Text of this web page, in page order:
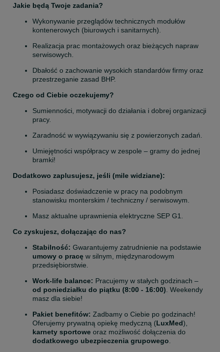
Jakie będą Twoje zadania?
Wykonywanie przeglądów technicznych modułów
kontenerowych (biurowych i sanitarnych).
Realizacja prac montażowych oraz bieżących napraw
serwisowych.
Dbałość o zachowanie wysokich standardów firmy oraz
przestrzeganie zasad BHP.
Czego od Ciebie oczekujemy?
Sumienności, motywacji do działania i dobrej organizacji
pracy.
Zaradność w wywiązywaniu się z powierzonych zadań.
Umiejętności współpracy w zespole – gramy do jednej
bramki!
Dodatkowo zaplusujesz, jeśli (mile widziane):
Posiadasz doświadczenie w pracy na podobnym
stanowisku monterskim / techniczny / serwisowym.
Masz aktualne uprawnienia elektryczne SEP G1.
Co zyskujesz, dołączając do nas?
Stabilność:
umowy o pracę w silnym, międzynarodowym
przedsiębiorstwie.
Work-life balance:
od poniedziałku do piątku (8:00 - 16:00) . Weekendy
masz dla siebie!
Pakiet benefitów: Zadbamy o Ciebie po godzinach!
Oferujemy prywatną opiekę medyczną (LuxMed
karnety sportowe
dodatkowego ubezpieczenia grupowego